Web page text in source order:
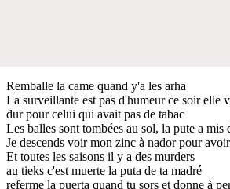
Remballe la came quand y'a les arha
La surveillante est pas d'humeur ce soir elle
dur pour celui qui avait pas de tabac
Les balles sont tombées au sol, la pute a mis
Je descends voir mon zinc à nador pour
Et toutes les saisons il y a des murders
au tieks c'est muerte la puta de ta madré
referme la puerta quand tu sors et donne à